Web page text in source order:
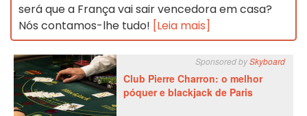
será que a França vai sair vencedora em casa?
Nós contamos-lhe tudo! [Leia mais]